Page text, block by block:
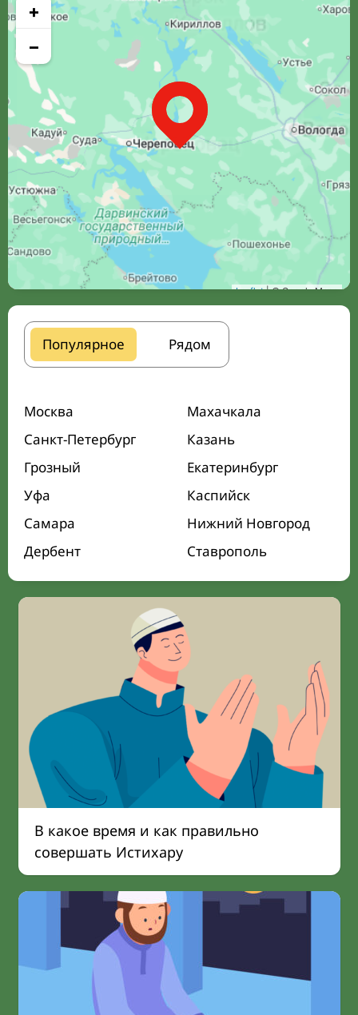
+
−
Leaflet| © Google Maps
Популярное Рядом
Москва
Махачкала
Санкт-Петербург
Казань
Грозный
Екатеринбург
Уфа
Каспийск
Самара
Нижний Новгород
Дербент
Ставрополь
В какое время и как правильно
совершать Истихару